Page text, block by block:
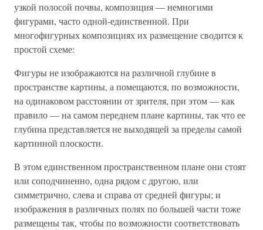
узкой полосой почвы, композиция — немногими
фигурами, часто одной-единственной. При
многофигурных композициях их размещение сводится к
простой схеме:
Фигуры не изображаются на различной глубине в
пространстве картины, а помещаются, по возможности,
на одинаковом расстоянии от зрителя, при этом — как
правило — на самом переднем плане картины, так что ее
глубина представляется не выходящей за пределы самой
картинной плоскости.
В этом единственном пространственном плане они стоят
или соподчиненно, одна рядом с другою, или
симметрично, слева и справа от средней фигуры; и
изображения в различных полях по большей части тоже
размещены так, чтобы по возможности соответствовать